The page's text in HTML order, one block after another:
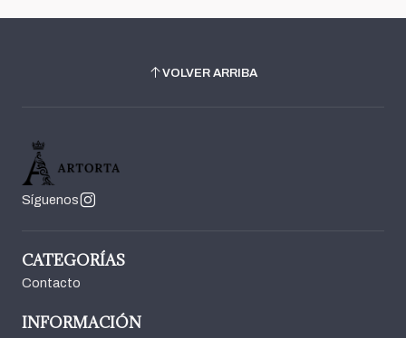
VOLVER ARRIBA
Síguenos
CATEGORÍAS
Contacto
INFORMACIÓN